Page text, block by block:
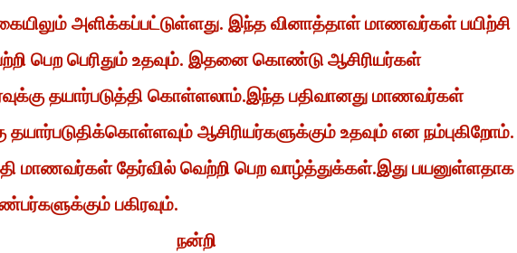
அளிக்கப்பட்டுள்ளது. இந்த வினாத்தாள் மாணவர்கள் பயிற்சி
பெற பெரிதும் உதவும். இதனை கொண்டு ஆசிரியர்கள்
தயார்படுத்தி கொள்ளலாம்.இந்த பதிவானது மாணவர்கள்
ஆசிரியர்களுக்கும் உதவும் என நம்புகிறோம்.
மாணவர்கள் தேர்வில் வெற்றி பெற வாழ்த்துக்கள்.இது பயனுள்ளதாக
பகிரவும்.
நன்றி